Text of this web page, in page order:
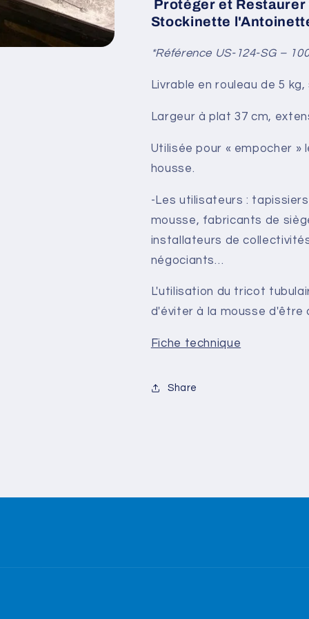
de
5
de
5
Protéger et
Stockinette
*Référence US-124-SG –
Livrable en rouleau de 5
Largeur à plat 37 cm,
Utilisée pour « empocher »
housse.
-Les utilisateurs :
mousse, fabricants de
installateurs de
négociants…
L'utilisation du tricot
d'éviter à la mousse d'être
Fiche technique
Share